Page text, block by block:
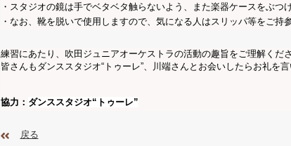
・スタジオの鏡は手でベタベタ触らないよう、また楽器ケースをぶつ
・なお、靴を脱いで使用しますので、気になる人はスリッパ等をご持
練習にあたり、吹田ジュニアオーケストラの活動の趣旨をご理解くだ
皆さんもダンススタジオ“トゥーレ”、川端さん とお会いしたらお礼を言
協力： ダンススタジオ“トゥーレ”
戻る